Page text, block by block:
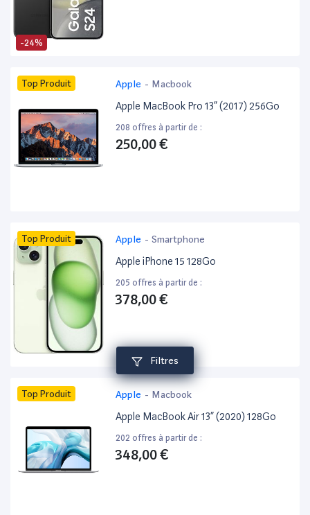
Filtres
-24%
Top Produit Apple - Macbook
Apple MacBook Pro 13” (2017) 256Go
208 offres à partir de :
250,00 €
Top Produit Apple - Smartphone
Apple iPhone 15 128Go
205 offres à partir de :
378,00 €
Top Produit Apple - Macbook
Apple MacBook Air 13” (2020) 128Go
202 offres à partir de :
348,00 €